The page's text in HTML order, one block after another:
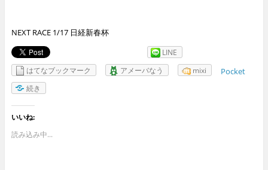
NEXT RACE 1/17 日経新春杯
LINE
はてなブックマーク
アメーバなう mixi Pocket
続き
いいね:
読み込み中...